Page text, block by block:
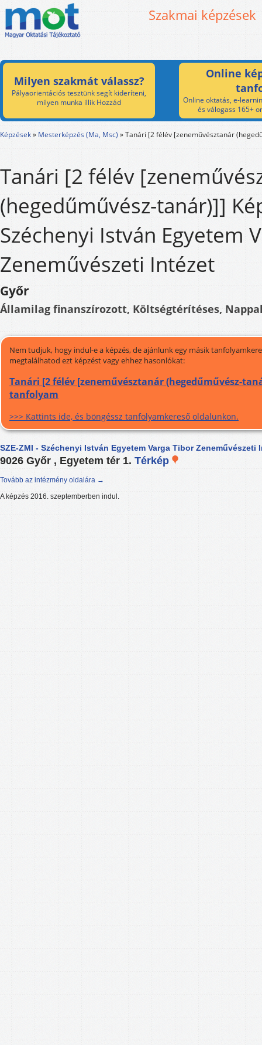
Szakmai képzések
Milyen szakmát válassz?
Pályaorientációs tesztünk segít kideríteni,
milyen munka illik Hozzád
Online
Online oktatás, e-
és válogass 165+
Képzések» Mesterképzés (Ma, Msc) »Tanári [2 félév [zeneművésztanár
Tanári [2 félév
(hegedűművész-tanár)]]
Széchenyi István Egyetem
Zeneművészeti Intézet
Győr
Államilag finanszírozott, Költségtérítéses,
Nem tudjuk, hogy indul-e a képzés, de ajánlunk egy másik
megtalálhatod ezt képzést vagy ehhez hasonlókat:
Tanári [2 félév [zeneművésztanár (hegedűművész-
tanfolyam
>>> Kattints ide, és böngéssz tanfolyamkereső oldalunkon.
SZE-ZMI - Széchenyi István Egyetem Varga Tibor Zeneművészeti
9026 Győr , Egyetem tér 1. Térkép
Tovább az intézmény oldalára →
A képzés 2016. szeptemberben indul.